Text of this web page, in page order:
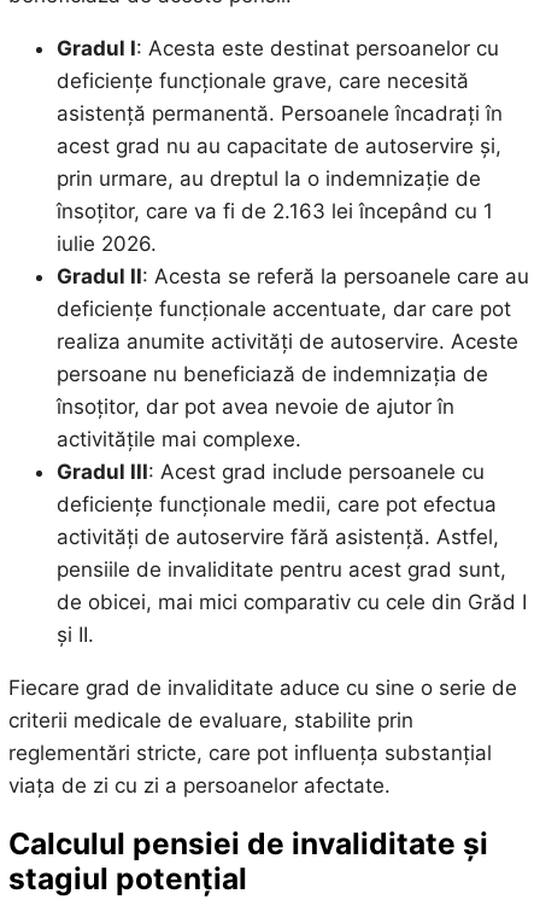
Gradul I: Acesta este destinat persoanelor cu
deficiențe funcționale grave, care necesită
asistență permanentă. Persoanele încadrați în
acest grad nu au capacitate de autoservire și,
prin urmare, au dreptul la o indemnizație de
însoțitor, care va fi de 2.163 lei începând cu 1
iulie 2026.
Gradul II: Acesta se referă la persoanele care au
deficiențe funcționale accentuate, dar care pot
realiza anumite activități de autoservire. Aceste
persoane nu beneficiază de indemnizația de
însoțitor, dar pot avea nevoie de ajutor în
activitățile mai complexe.
Gradul III: Acest grad include persoanele cu
deficiențe funcționale medii, care pot efectua
activități de autoservire fără asistență. Astfel,
pensiile de invaliditate pentru acest grad sunt,
de obicei, mai mici comparativ cu cele din Grăd I
și II.
Fiecare grad de invaliditate aduce cu sine o serie de
criterii medicale de evaluare, stabilite prin
reglementări stricte, care pot influența substanțial
viața de zi cu zi a persoanelor afectate.
Calculul pensiei de invaliditate și
stagiul potențial